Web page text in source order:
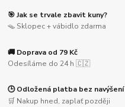
🎯 Jak se trvale zbavit kuny?
🪤 Sklopec + vábidlo zdarma
🚚 Doprava od 79 Kč
Odesíláme do 24 h 🇨🇿
🕒 Odložená platba bez navýšení
🛒 Nakup hned, zaplať později